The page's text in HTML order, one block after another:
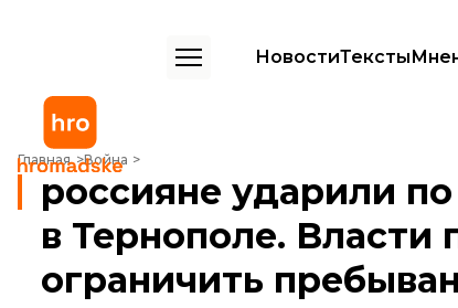
НовостиТексты
Главная Война
россияне ударили по промышленному объекту в Тернополе.
россияне ударили
в Тернополе.
ограничить